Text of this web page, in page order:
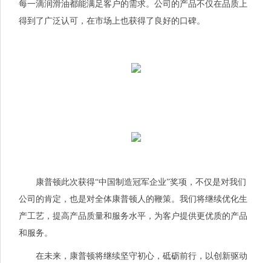
每一滴润滑油都能满足客户的需求。公司的产品不仅在品质上
得到了广泛认可，在市场上也获得了良好的口碑。
康普顿此次获得“中国制造冠军企业”奖项，不仅是对我们
公司的肯定，也是对全体康普顿人的鞭策。我们将继续优化生
产工艺，提高产品质量和服务水平，为客户提供更优质的产品
和服务。
在未来，康普顿将继续坚守初心，砥砺前行，以创新驱动